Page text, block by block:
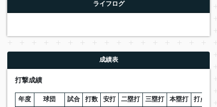
ライフログ
成績表
打撃成績
年度 球団 試合 打数 安打 二塁打 三塁打 本塁打 打点